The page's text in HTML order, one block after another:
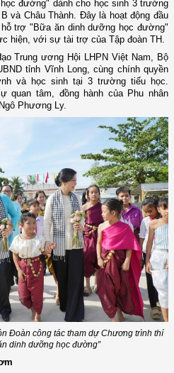
đường" dành cho học sinh 3 trường
và Châu Thành. Đây là hoạt động đầu
trợ "Bữa ăn dinh dưỡng học đường"
hiện, với sự tài trợ của Tập đoàn TH.
Trung ương Hội LHPN Việt Nam, Bộ
tỉnh Vĩnh Long, cùng chính quyền
và học sinh tại 3 trường tiểu học.
quan tâm, đồng hành của Phu nhân
Phương Ly.
Đoàn công tác tham dự Chương trình thí
dinh dưỡng học đường”